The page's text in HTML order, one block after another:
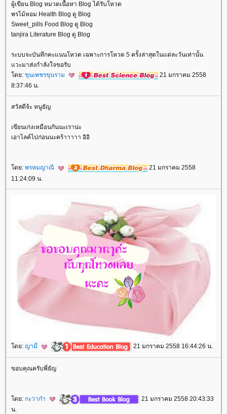
ผู้เขียน Blog หมวดเนื้อหา Blog ได้รับโหวต
พรไม้หอม Health Blog ดู Blog
Sweet_pills Food Blog ดู Blog
tanjira Literature Blog ดู Blog
ระบบจะบันทึกคะแนนโหวต เฉพาะการโหวต 5 ครั้งล่าสุดในแต่ละวันเท่านั้น
วะมาส่งกำลังใจขอรับ
ดย: ขุนเพชรขุนราม
21 มกราคม 2558
8:37:46 น.
สวัสดีจ้ะ หนูธัญ
เขียนเก่งเหมือนกันนะเราน่ะ
เอาไลค์ไปก่อนนะคร้าาาาา อิอิ
ดย: พรหมญาณี
21 มกราคม 2558
11:24:09 น.
ดย: ญามี่ 21 มกราคม 2558 16:44:26 น.
ขอบคุณครับพี่ธัญ
ดย: กะว่าก๋า
21 มกราคม 2558 20:43:33
น.